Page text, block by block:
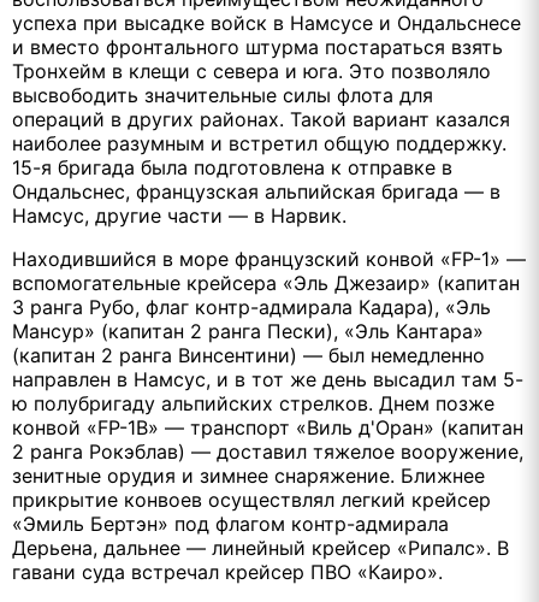
успеха при высадке войск в Намсусе и Ондальснесе
и вместо фронтального штурма постараться взять
Тронхейм в клещи с севера и юга. Это позволяло
высвободить значительные силы флота для
операций в других районах. Такой вариант казался
наиболее разумным и встретил общую поддержку.
15-я бригада была подготовлена к отправке в
Ондальснес, французская альпийская бригада — в
Намсус, другие части — в Нарвик.
Находившийся в море французский конвой «FP-1» —
вспомогательные крейсера «Эль Джезаир» (капитан
3 ранга Рубо, флаг контр-адмирала Кадара), «Эль
Мансур» (капитан 2 ранга Пески), «Эль Кантара»
(капитан 2 ранга Винсентини) — был немедленно
направлен в Намсус, и в тот же день высадил там 5-
ю полубригаду альпийских стрелков. Днем позже
конвой «FP-1В» — транспорт «Виль д'Оран» (капитан
2 ранга Рокэблав) — доставил тяжелое вооружение,
зенитные орудия и зимнее снаряжение. Ближнее
прикрытие конвоев осуществлял легкий крейсер
«Эмиль Бертэн» под флагом контр-адмирала
Дерьена, дальнее — линейный крейсер «Рипалс». В
гавани суда встречал крейсер ПВО «Каиро».